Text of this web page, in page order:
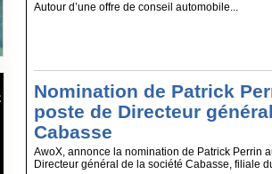
Autour d’une offre de conseil automobile...
Nomination de Patrick
poste de Directeur
Cabasse
AwoX, annonce la nomination de Patrick Perrin
Directeur général de la société Cabasse, filiale